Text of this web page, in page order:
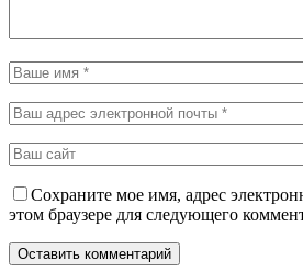
Сохраните мое имя, адрес
этом браузере для следующего